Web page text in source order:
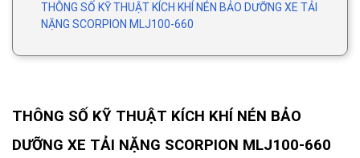
THÔNG SỐ KỸ THUẬT KÍCH KHÍ NÉN BẢO DƯỠNG XE TẢI
NẶNG SCORPION MLJ100-660
THÔNG SỐ KỸ THUẬT KÍCH KHÍ NÉN BẢO
DƯỠNG XE TẢI NẶNG SCORPION MLJ100-660